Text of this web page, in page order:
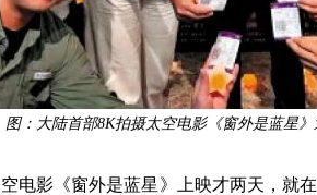
图：大陆首部8K拍摄太空电影《窗外是蓝星
电影《窗外是蓝星》上映才两天，就